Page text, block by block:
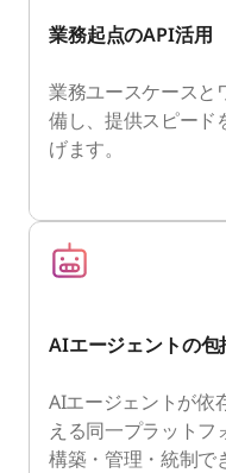
業務起点のAPI活用
業務ユースケースと
備し、提供スピード
げます。
AIエージェントの
AIエージェントが依
える同一プラット
構築・管理・統制で